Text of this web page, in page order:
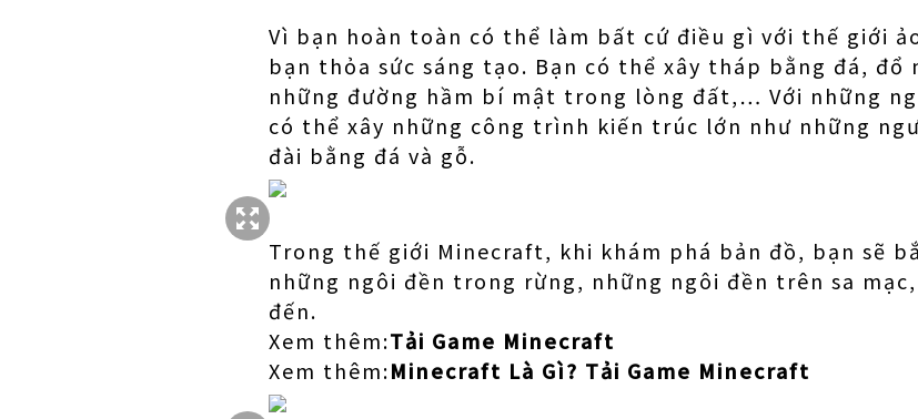
Vì bạn hoàn toàn có thể làm bất cứ điều gì với thế giới
bạn thỏa sức sáng tạo. Bạn có thể xây tháp bằng đá, đổ
những đường hầm bí mật trong lòng đất,… Với những
có thể xây những công trình kiến ​​trúc lớn như những
đài bằng đá và gỗ.
Trong thế giới Minecraft, khi khám phá bản đồ, bạn sẽ
những ngôi đền trong rừng, những ngôi đền trên sa
đến.
Xem thêm:Tải Game Minecraft
Xem thêm:Minecraft Là Gì? Tải Game Minecraft